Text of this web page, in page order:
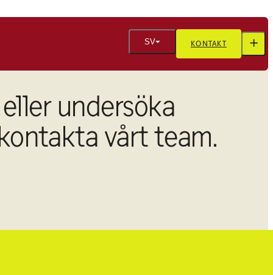
SV
Svenska KONTAKT
undersöka
vårt team.